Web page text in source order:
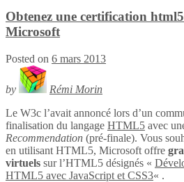
Obtenez une certification
Microsoft
Posted on 6 mars 2013
by
Rémi Morin
Le W3c l’avait annoncé lors d’un
finalisation du langage HTML5 avec
Recommendation (pré-finale). Vous
en utilisant HTML5, Microsoft offre
virtuels sur l’HTML5 désignés «
HTML5 avec JavaScript et CSS3« .